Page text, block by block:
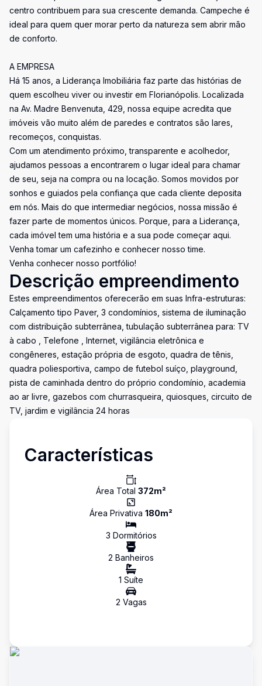
centro contribuem para sua crescente demanda. Campeche é
ideal para quem quer morar perto da natureza sem abrir mão
de conforto.
A EMPRESA
Há 15 anos, a Liderança Imobiliária faz parte das histórias de
quem escolheu viver ou investir em Florianópolis. Localizada
na Av. Madre Benvenuta, 429, nossa equipe acredita que
imóveis vão muito além de paredes e contratos são lares,
recomeços, conquistas.
Com um atendimento próximo, transparente e acolhedor,
ajudamos pessoas a encontrarem o lugar ideal para chamar
de seu, seja na compra ou na locação. Somos movidos por
sonhos e guiados pela confiança que cada cliente deposita
em nós. Mais do que intermediar negócios, nossa missão é
fazer parte de momentos únicos. Porque, para a Liderança,
cada imóvel tem uma história e a sua pode começar aqui.
Venha tomar um cafezinho e conhecer nosso time.
Venha conhecer nosso portfólio!
Descrição empreendimento
Estes empreendimentos oferecerão em suas Infra-estruturas:
Calçamento tipo Paver, 3 condomínios, sistema de iluminação
com distribuição subterrânea, tubulação subterrânea para: TV
à cabo , Telefone , Internet, vigilância eletrônica e
congêneres, estação própria de esgoto, quadra de tênis,
quadra poliesportiva, campo de futebol suíço, playground,
pista de caminhada dentro do próprio condomínio, academia
ao ar livre, gazebos com churrasqueira, quiosques, circuito de
TV, jardim e vigilância 24 horas
Características
Área Total 372m²
Área Privativa 180m²
3 Dormitórios
2 Banheiros
1 Suíte
2 Vagas